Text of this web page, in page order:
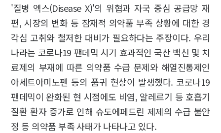
'질병 엑스(Disease X)'의 위협과 자국 중심 공급망 재
편, 시장의 변화 등 잠재적 의약품 부족 상황에 대한 경
각심 고취와 철저한 대비가 필요하다는 주장이다. 우리
나라는 코로나19 팬데믹 시기 효과적인 국산 백신 및 치
료제의 부재에 따른 의약품 수급 문제와 해열진통제인
아세트아미노펜 등의 품귀 현상이 발생했다. 코로나19
팬데믹이 완화된 현 시점에도 비염, 알레르기 등 호흡기
질환 환자 증가로 인해 슈도에페드린 제제의 수급 불안
정 등 의약품 부족 사태가 나타나고 있다.